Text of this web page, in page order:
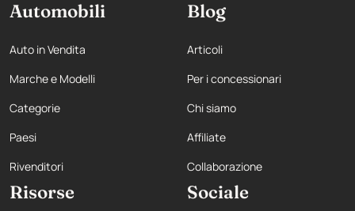
Automobili
Auto in Vendita
Marche e Modelli
Categorie
Paesi
Rivenditori
Blog
Articoli
Per i concessionari
Chi siamo
Affiliate
Collaborazione
Risorse Sociale